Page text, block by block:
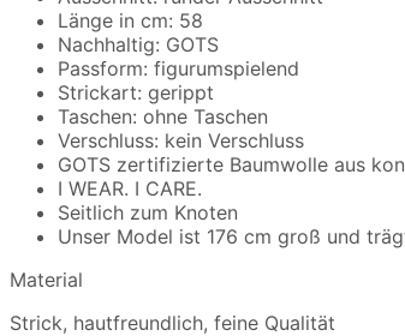
Länge in cm: 58
Nachhaltig: GOTS
Passform: figurumspielend
Strickart: gerippt
Taschen: ohne Taschen
Verschluss: kein Verschluss
GOTS zertifizierte Baumwolle aus
I WEAR. I CARE.
Seitlich zum Knoten
Unser Model ist 176 cm groß und
Material
Strick, hautfreundlich, feine Qualität